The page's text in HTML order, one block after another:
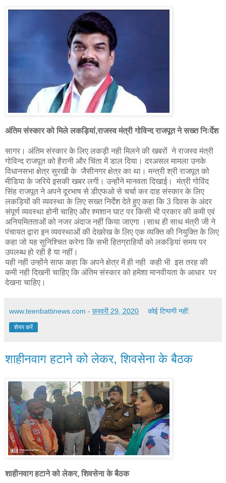
अंतिम संस्कार को मिले लकड़ियां,राजस्व मंत्री गोविन्द राजपूत ने सख्त निःर्देश
सागर। अंतिम संस्कार के लिए लकड़ी नही मिलने की खबरों ने राजस्व मंत्री
गोविन्द राजपूत को हैरानी और चिंता में डाल दिया। दरअसल मामला उनके
विधानसभा क्षेत्र सुरखी के जैसीनगर क्षेत्र का था। मन्त्री श्री राजपूत को
मीडिया के जरिये इसकी खबर लगी। उन्होंने मानवता दिखाई। मंत्री गोविंद
सिंह राजपूत ने अपने दूरभाष से डीएफओ से चर्चा कर दाह संस्कार के लिए
लकड़ियों की व्यवस्था के लिए सख्त निर्देश देते हुए कहा कि 3 दिवस के अंदर
संपूर्ण व्यवस्था होनी चाहिए और श्मशान घाट पर किसी भी प्रकार की कमी एवं
अनियमितताओं को नजर अंदाज नहीं किया जाएगा ।साथ ही साथ मंत्री जी ने
पंचायत द्वारा इन व्यवस्थाओं की देखरेख के लिए एक व्यक्ति की नियुक्ति के लिए
कहा जो यह सुनिश्चित करेगा कि सभी हितग्राहियों को लकड़ियां समय पर
उपलब्ध हो रही है या नहीं।
यही नही उन्होंने साफ कहा कि अपने क्षेत्र में ही नही कही भी इस तरह की
कमी नही दिखनी चाहिए कि अंतिम संस्कार को हमेशा मानवीयता के आधार पर
देखना चाहिए।
www.teenbattinews.com - फ़रवरी 29, 2020 कोई टिप्पणी नहीं:
शेयर करें
शाहीनवाग हटाने को लेकर, शिवसेना के बैठक
शाहीनवाग हटाने को लेकर, शिवसेना के बैठक